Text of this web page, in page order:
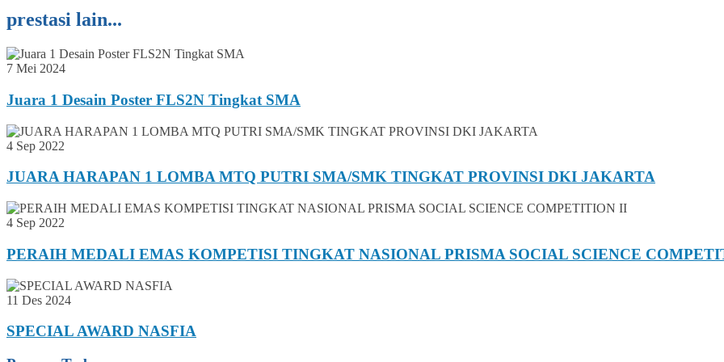
prestasi lain...
7 Mei 2024
Juara 1 Desain Poster FLS2N Tingkat SMA
4 Sep 2022
JUARA HARAPAN 1 LOMBA MTQ PUTRI SMA/SMK TINGKAT PROVINSI DKI JAKARTA
4 Sep 2022
PERAIH MEDALI EMAS KOMPETISI TINGKAT NASIONAL PRISMA SOCIAL SCIENCE
11 Des 2024
SPECIAL AWARD NASFIA